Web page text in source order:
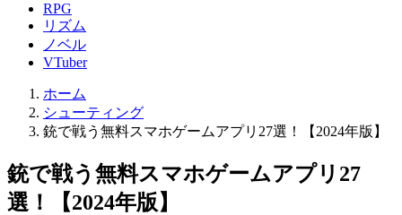
RPG
リズム
ノベル
VTuber
ホーム
シューティング
銃で戦う無料スマホゲームアプリ27選！【2024年版】
銃で戦う無料スマホゲームアプリ27
選！【2024年版】